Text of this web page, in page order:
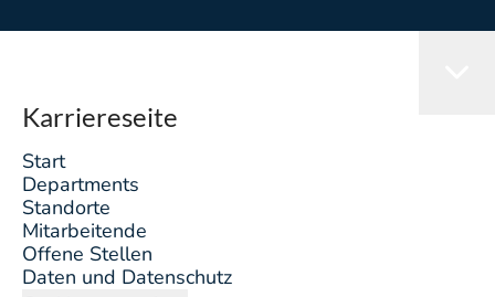
Karriereseite
Start
Departments
Standorte
Mitarbeitende
Offene Stellen
Daten und Datenschutz